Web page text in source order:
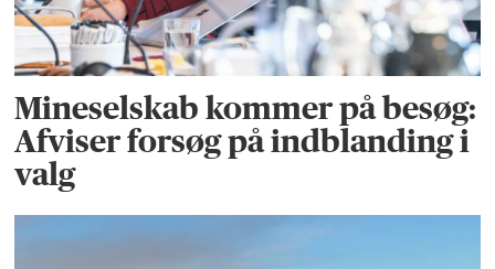
Mineselskab kommer på besøg:
Afviser forsøg på indblanding i
valg